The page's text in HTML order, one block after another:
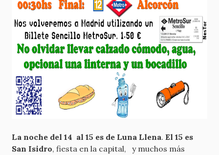
La noche del 14 al 15 es de Luna Llena. El 15 es
San Isidro, fiesta en la capital, y muchos más